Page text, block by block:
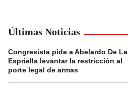
Últimas Noticias
Congresista pide a Abelardo De La
Espriella levantar la restricción al
porte legal de armas